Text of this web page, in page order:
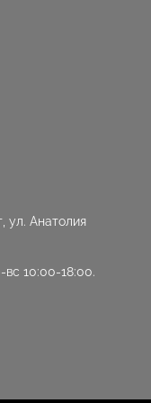
ул. Анатолия
вс 10:00-18:00.